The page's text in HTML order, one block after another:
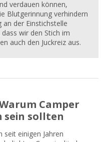
verdauen können,
Blutgerinnung verhindern
der Einstichstelle
wir den Stich im
auch den Juckreiz aus.
Camper
sein sollten
seit einigen Jahren